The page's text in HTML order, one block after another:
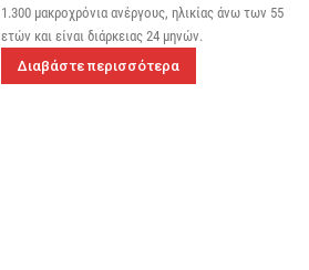
1.300 μακροχρόνια ανέργους, ηλικίας άνω των 55
ετών και είναι διάρκειας 24 μηνών.
Διαβάστε περισσότερα